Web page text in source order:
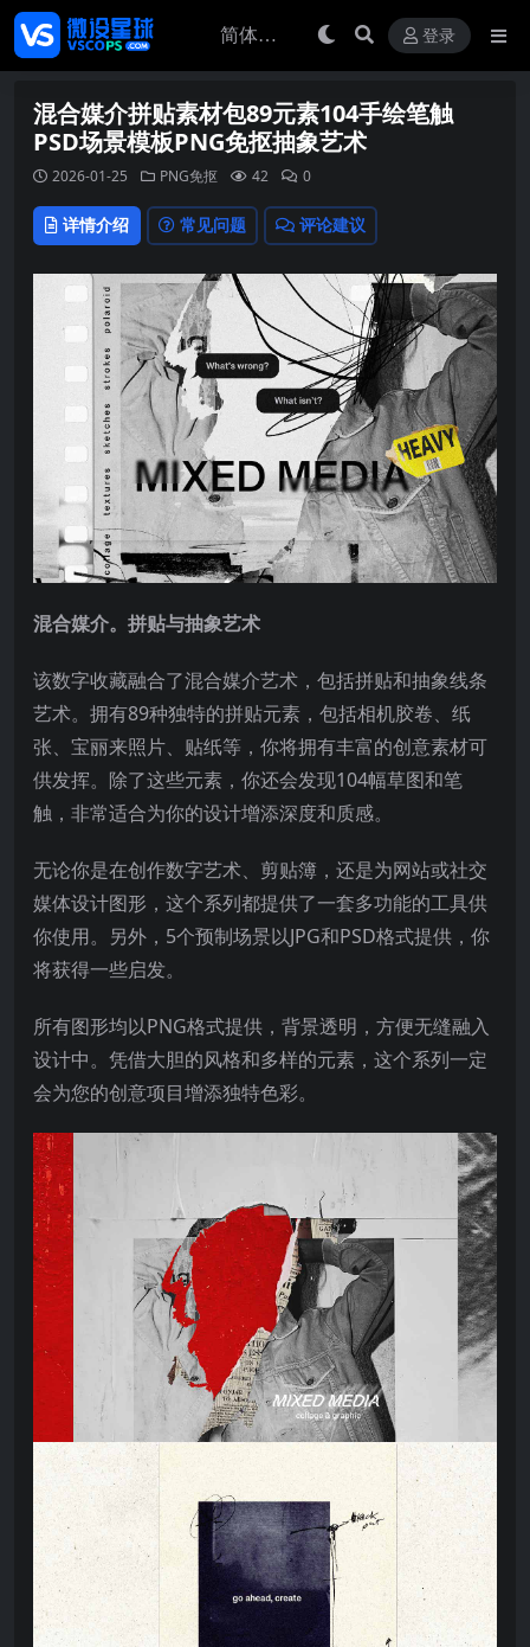
登录
混合媒介拼贴素材包89元素104手绘笔触
PSD场景模板PNG免抠抽象艺术
2026-01-25 PNG免抠 42 0
详情介绍 常见问题 评论建议
混合媒介。拼贴与抽象艺术
该数字收藏融合了混合媒介艺术，包括拼贴和抽象线条
艺术。拥有89种独特的拼贴元素，包括相机胶卷、纸
张、宝丽来照片、贴纸等，你将拥有丰富的创意素材可
供发挥。除了这些元素，你还会发现104幅草图和笔
触，非常适合为你的设计增添深度和质感。
无论你是在创作数字艺术、剪贴簿，还是为网站或社交
媒体设计图形，这个系列都提供了一套多功能的工具供
你使用。另外，5个预制场景以JPG和PSD格式提供，你
将获得一些启发。
所有图形均以PNG格式提供，背景透明，方便无缝融入
设计中。凭借大胆的风格和多样的元素，这个系列一定
会为您的创意项目增添独特色彩。